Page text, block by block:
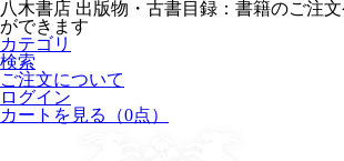
八木書店 出版物・古書目録：書籍のご注
ができます
カテゴリ
検索
ご注文について
ログイン
カートを見る
（0点）